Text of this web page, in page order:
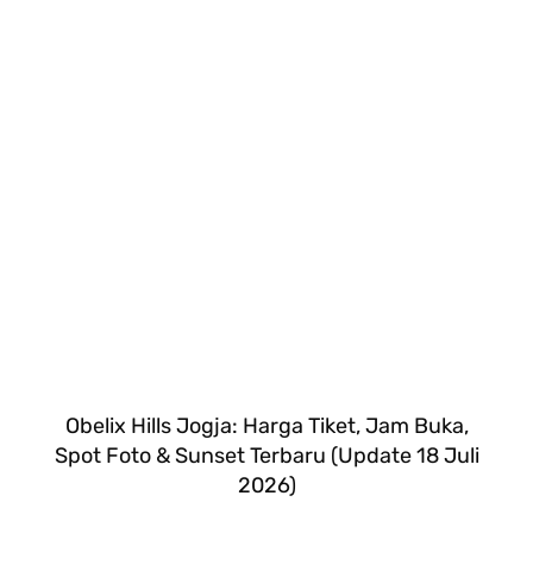
Obelix Hills Jogja: Harga Tiket, Jam Buka,
Spot Foto & Sunset Terbaru (Update 18 Juli
2026)